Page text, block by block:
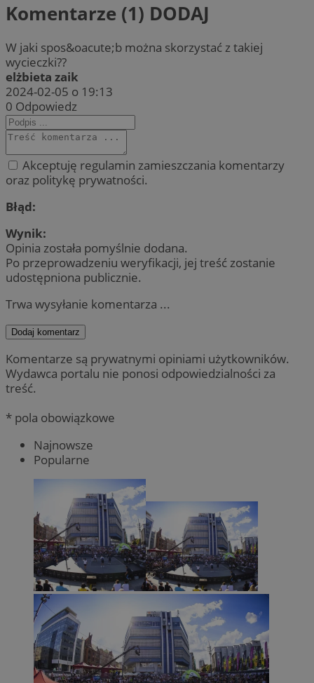
Komentarze (1) DODAJ
W jaki spos&oacute;b można skorzystać z takiej
wycieczki??
elżbieta zaik
2024-02-05 o 19:13
0 Odpowiedz
Akceptuję regulamin zamieszczania komentarzy
oraz politykę prywatności.
Błąd:
Wynik:
Opinia została pomyślnie dodana.
Po przeprowadzeniu weryfikacji, jej treść zostanie
udostępniona publicznie.
Trwa wysyłanie komentarza ...
Dodaj komentarz
Komentarze są prywatnymi opiniami użytkowników.
Wydawca portalu nie ponosi odpowiedzialności za
treść.
* pola obowiązkowe
Najnowsze
Popularne